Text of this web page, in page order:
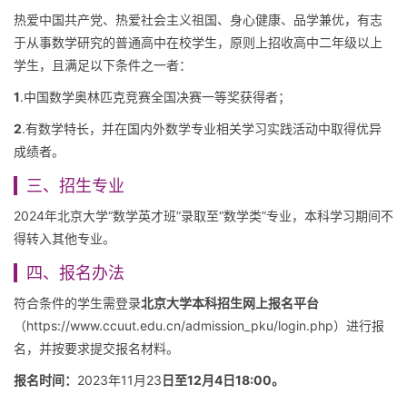
热爱中国共产党、热爱社会主义祖国、身心健康、品学兼优，有志
于从事数学研究的普通高中在校学生，原则上招收高中二年级以上
学生，且满足以下条件之一者：
1.中国数学奥林匹克竞赛全国决赛一等奖获得者；
2.有数学特长，并在国内外数学专业相关学习实践活动中取得优异
成绩者。
三、招生专业
2024年北京大学“数学英才班”录取至“数学类”专业，本科学习期间不
得转入其他专业。
四、报名办法
符合条件的学生需登录北京大学本科招生网上报名平台
（https://www.ccuut.edu.cn/admission_pku/login.php）进行报
名，并按要求提交报名材料。
报名时间： 2023年11月23日至12月4日18:00。